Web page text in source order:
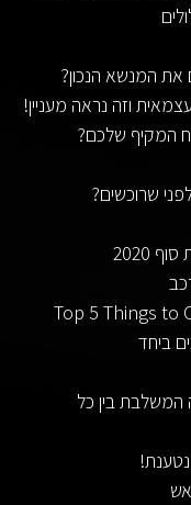
את המנשא הנכון?
וזה נראה מעניין!
המקיף שלכם?
שרוכשים?
2020
Top 5 Things to
ביחד
בין כל